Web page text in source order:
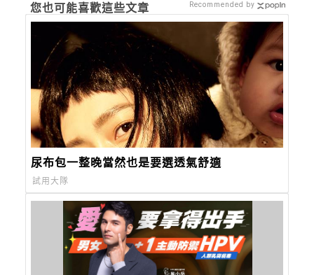
您也可能喜歡這些文章
尿布包一整晚當然也是要選透氣舒適
試用大隊
Recommended by